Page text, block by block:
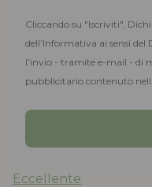
Cliccando su "Iscriviti",
dell’Informativa ai sensi del
l’invio - tramite e-mail - di
pubblicitario contenuto
Eccellente